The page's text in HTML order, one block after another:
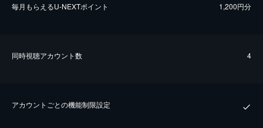
毎⽉もらえるU-NEXTポイント 1,200円分
同時視聴アカウント数 4
アカウントごとの機能制限設定